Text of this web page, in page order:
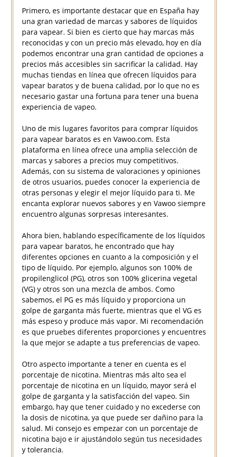
Primero, es importante destacar que en España hay
una gran variedad de marcas y sabores de líquidos
para vapear. Si bien es cierto que hay marcas más
reconocidas y con un precio más elevado, hoy en día
podemos encontrar una gran cantidad de opciones a
precios más accesibles sin sacrificar la calidad. Hay
muchas tiendas en línea que ofrecen líquidos para
vapear baratos y de buena calidad, por lo que no es
necesario gastar una fortuna para tener una buena
experiencia de vapeo.
Uno de mis lugares favoritos para comprar líquidos
para vapear baratos es en Vawoo.com. Esta
plataforma en línea ofrece una amplia selección de
marcas y sabores a precios muy competitivos.
Además, con su sistema de valoraciones y opiniones
de otros usuarios, puedes conocer la experiencia de
otras personas y elegir el mejor líquido para ti. Me
encanta explorar nuevos sabores y en Vawoo siempre
encuentro algunas sorpresas interesantes.
Ahora bien, hablando específicamente de los líquidos
para vapear baratos, he encontrado que hay
diferentes opciones en cuanto a la composición y el
tipo de líquido. Por ejemplo, algunos son 100% de
propilenglicol (PG), otros son 100% glicerina vegetal
(VG) y otros son una mezcla de ambos. Como
sabemos, el PG es más líquido y proporciona un
golpe de garganta más fuerte, mientras que el VG es
más espeso y produce más vapor. Mi recomendación
es que pruebes diferentes proporciones y encuentres
la que mejor se adapte a tus preferencias de vapeo.
Otro aspecto importante a tener en cuenta es el
porcentaje de nicotina. Mientras más alto sea el
porcentaje de nicotina en un líquido, mayor será el
golpe de garganta y la satisfacción del vapeo. Sin
embargo, hay que tener cuidado y no excederse con
la dosis de nicotina, ya que puede ser dañino para la
salud. Mi consejo es empezar con un porcentaje de
nicotina bajo e ir ajustándolo según tus necesidades
y tolerancia.